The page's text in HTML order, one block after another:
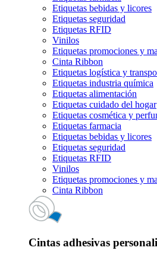
Etiquetas bebidas y licores
Etiquetas seguridad
Etiquetas RFID
Vinilos
Etiquetas promociones y
Cinta Ribbon
Etiquetas logística y
Etiquetas industria química
Etiquetas alimentación
Etiquetas cuidado del hogar
Etiquetas cosmética y
Etiquetas farmacia
Etiquetas bebidas y licores
Etiquetas seguridad
Etiquetas RFID
Vinilos
Etiquetas promociones y
Cinta Ribbon
Cintas adhesivas